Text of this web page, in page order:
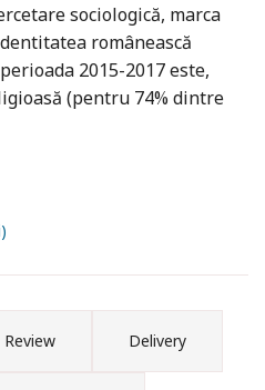
sociologică, marca
românească
2015-2017 este,
(pentru 74% dintre
Review Delivery